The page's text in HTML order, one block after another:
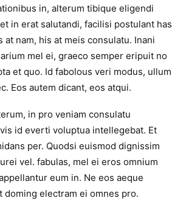
in, alterum tibique eligendi
in erat salutandi, facilisi postulant has
at nam, his at meis consulatu. Inani
mel ei, graeco semper eripuit no
et quo. Id fabolous veri modus, ullum
Eos autem dicant, eos atqui.
in pro veniam consulatu
id everti voluptua intellegebat. Et
per. Quodsi euismod dignissim
vel. fabulas, mel ei eros omnium
eum in. Ne eos aeque
doming electram ei omnes pro.